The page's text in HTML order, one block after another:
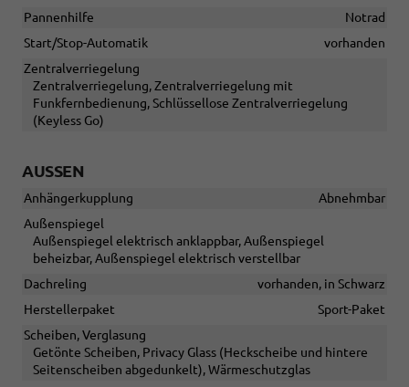
Pannenhilfe
Notrad
Start/Stop-Automatik
vorhanden
Zentralverriegelung
Zentralverriegelung, Zentralverriegelung mit
Funkfernbedienung, Schlüssellose Zentralverriegelung
(Keyless Go)
AUSSEN
Anhängerkupplung
Abnehmbar
Außenspiegel
Außenspiegel elektrisch anklappbar, Außenspiegel
beheizbar, Außenspiegel elektrisch verstellbar
Dachreling
vorhanden, in Schwarz
Herstellerpaket
Sport-Paket
Scheiben, Verglasung
Getönte Scheiben, Privacy Glass (Heckscheibe und hintere
Seitenscheiben abgedunkelt), Wärmeschutzglas